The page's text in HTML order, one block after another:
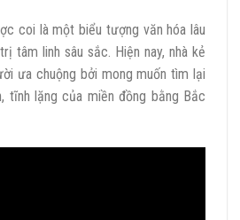
coi là một biểu tượng văn hóa lâu
tâm linh sâu sắc. Hiện nay, nhà kẻ
ưa chuộng bởi mong muốn tìm lại
tĩnh lặng của miền đồng bằng Bắc